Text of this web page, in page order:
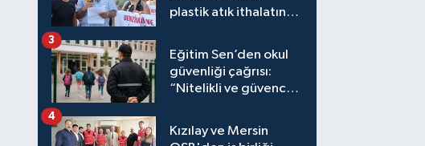
plastik atık ithalatına
Eğitim Sen’den okul
güvenliği çağrısı:
“Nitelikli ve güvenceli
3
Kızılay ve Mersin
4